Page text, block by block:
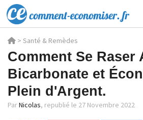
> Santé & Remèdes
Comment Se Raser
Bicarbonate et
Plein d'Argent.
ParNicolas, republié le 27 Novembre 2022